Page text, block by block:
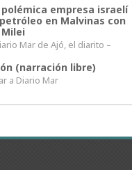
empresa israelí
en Malvinas con
Milei
Mar de Ajó, el diarito –
(narración libre)
Diario Mar